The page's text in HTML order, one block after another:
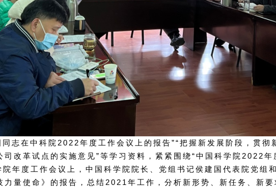
志在中科院2022年度工作会议上的报告”“把握新发展阶段，贯彻
改革试点的实施意见”等学习资料，紧紧围绕“中国科学院2022
年度工作会议上，中国科学院院长、党组书记侯建国代表院党组
力量使命》的报告，总结2021年工作，分析新形势、新任务、新